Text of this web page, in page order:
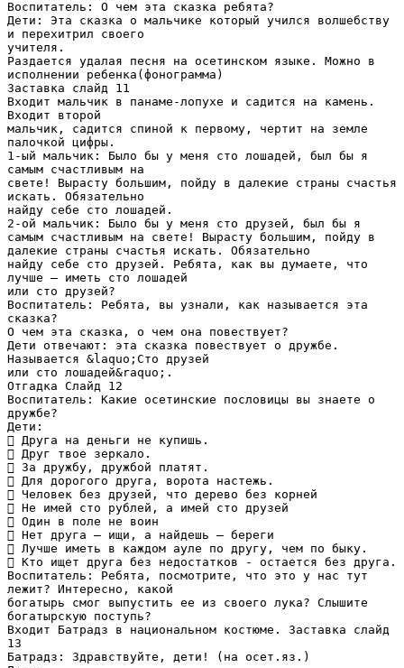
Воспитатель: О чем эта сказка ребята?
Дети: Эта сказка о мальчике который учился волшебству
и перехитрил своего
учителя.
Раздается удалая песня на осетинском языке. Можно в
исполнении ребенка(фонограмма)
Заставка слайд 11
Входит мальчик в панаме-лопухе и садится на камень.
Входит второй
мальчик, садится спиной к первому, чертит на земле
палочкой цифры.
1-ый мальчик: Было бы у меня сто лошадей, был бы я
самым счастливым на
свете! Вырасту большим, пойду в далекие страны счастья
искать. Обязательно
найду себе сто лошадей.
2-ой мальчик: Было бы у меня сто друзей, был бы я
самым счастливым на свете! Вырасту большим, пойду в
далекие страны счастья искать. Обязательно
найду себе сто друзей. Ребята, как вы думаете, что
лучше – иметь сто лошадей
или сто друзей?
Воспитатель: Ребята, вы узнали, как называется эта
сказка?
О чем эта сказка, о чем она повествует?
Дети отвечают: эта сказка повествует о дружбе.
Называется &laquo;Сто друзей
или сто лошадей&raquo;.
Отгадка Слайд 12
Воспитатель: Какие осетинские пословицы вы знаете о
дружбе?
Дети:
 Друга на деньги не купишь.
 Друг твое зеркало.
 За дружбу, дружбой платят.
 Для дорогого друга, ворота настежь.
 Человек без друзей, что дерево без корней
 Не имей сто рублей, а имей сто друзей
 Один в поле не воин
 Нет друга – ищи, а найдешь – береги
 Лучше иметь в каждом ауле по другу, чем по быку.
 Кто ищет друга без недостатков - остается без друга.
Воспитатель: Ребята, посмотрите, что это у нас тут
лежит? Интересно, какой
богатырь смог выпустить ее из своего лука? Слышите
богатырскую поступь?
Входит Батрадз в национальном костюме. Заставка слайд
13
Батрадз: Здравствуйте, дети! (на осет.яз.)